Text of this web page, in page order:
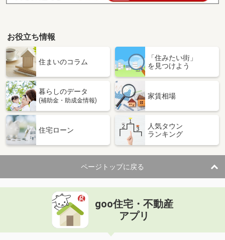
お役立ち情報
住まいのコラム
「住みたい街」
を見つけよう
暮らしのデータ
(補助金・助成金情報)
家賃相場
住宅ローン
人気タウン
ランキング
ページトップに戻る
goo住宅・不動産
アプリ